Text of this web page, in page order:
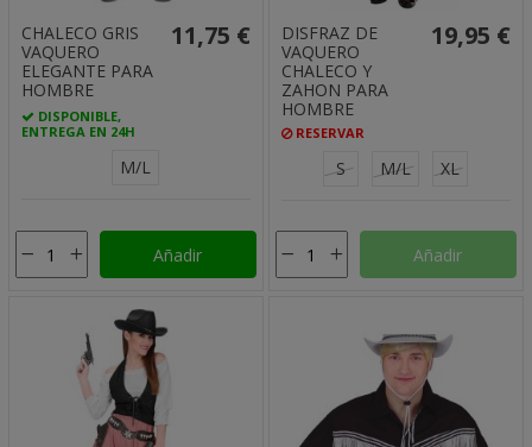
CHALECO GRIS
VAQUERO
ELEGANTE PARA
HOMBRE
DISPONIBLE,
ENTREGA EN 24H
11,75 €
M/L
Añadir
DISFRAZ DE
VAQUERO
CHALECO Y
ZAHON PARA
HOMBRE
RESERVAR
19,95 €
S M/L XL
Añadir